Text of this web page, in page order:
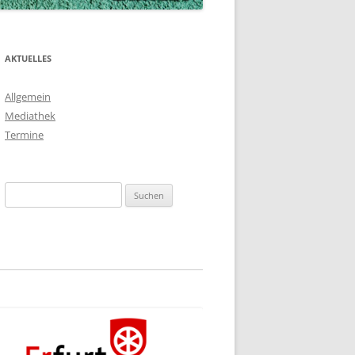
AKTUELLES
Allgemein
Mediathek
Termine
nach: